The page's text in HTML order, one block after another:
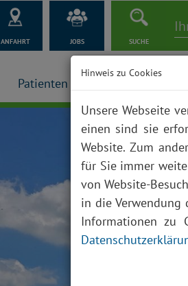
ANFAHRT JOBS SUCHE
Patienten + Besucher
Hinweis zu Cookies
Unsere Webseite
einen sind sie
Website. Zum
für Sie immer
von Website-
in die Verwendung
Informationen zu